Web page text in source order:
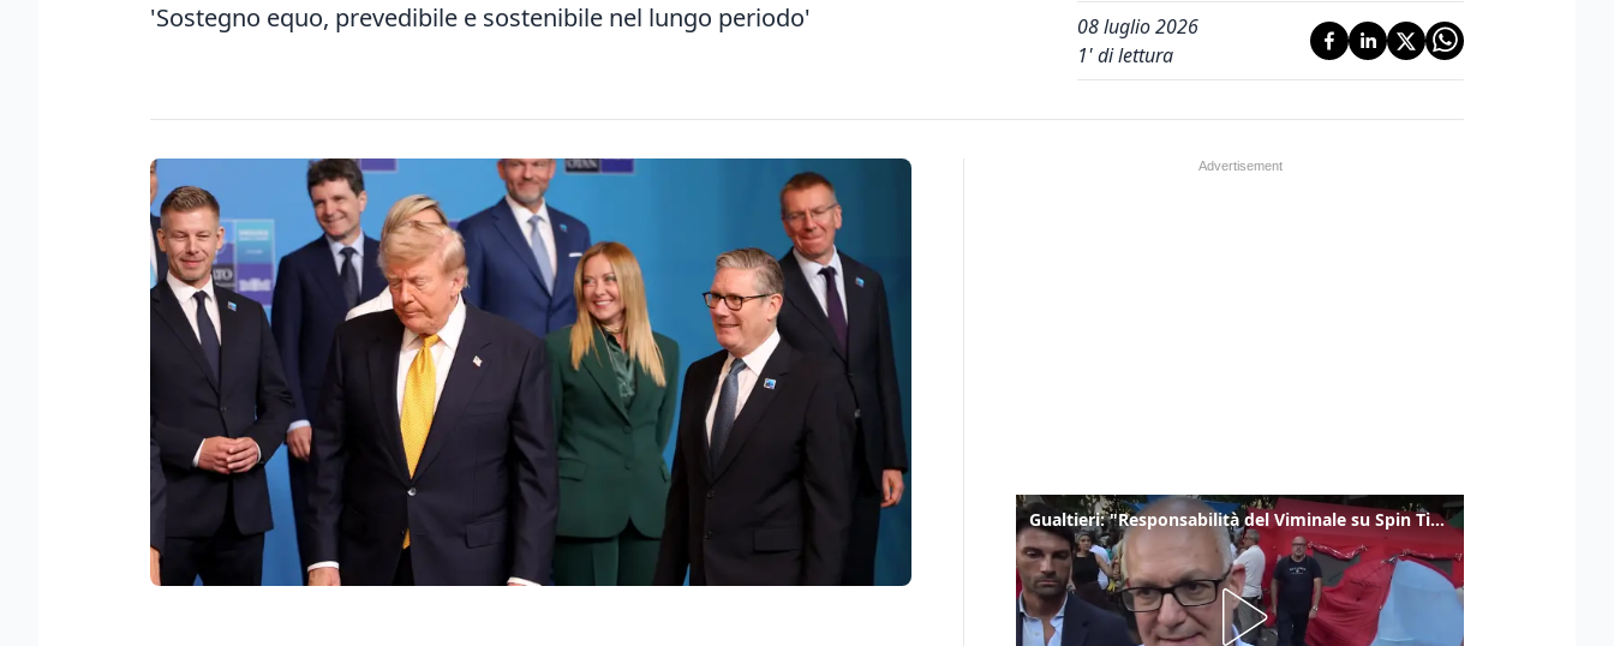
'Sostegno equo, prevedibile e sostenibile nel lungo periodo'
08 luglio 2026
1' di lettura
Gualtieri: "Responsabilità del Viminale su Spin Time? La posizione dei partiti è nota"